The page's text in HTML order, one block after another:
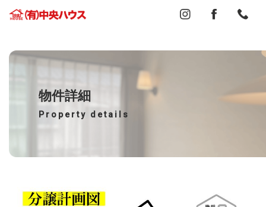
物件詳細
Property details